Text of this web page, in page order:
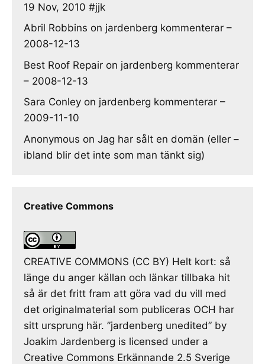
19 Nov, 2010 #jjk
Abril Robbins on jardenberg kommenterar –
2008-12-13
Best Roof Repair on jardenberg kommenterar
– 2008-12-13
Sara Conley on jardenberg kommenterar –
2009-11-10
Anonymous on Jag har sålt en domän (eller –
ibland blir det inte som man tänkt sig)
Creative Commons
CREATIVE COMMONS (CC BY) Helt kort: så
länge du anger källan och länkar tillbaka hit
så är det fritt fram att göra vad du vill med
det originalmaterial som publiceras OCH har
sitt ursprung här. ”jardenberg unedited” by
Joakim Jardenberg is licensed under a
Creative Commons Erkännande 2.5 Sverige